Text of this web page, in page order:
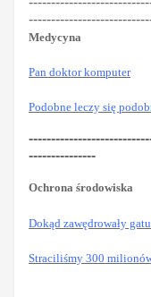
Medycyna
Pan doktor komputer
Podobne leczy się
---------------
Ochrona środowiska
Dokąd zawędrowały
Straciliśmy 300